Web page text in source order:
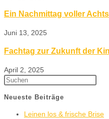
Ein Nachmittag voller
Juni 13, 2025
Fachtag zur Zukunft der
April 2, 2025
Neueste Beiträge
Leinen los & frische Brise